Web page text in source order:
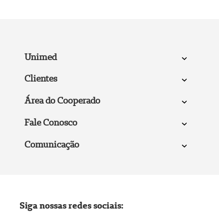
Unimed
Clientes
Área do Cooperado
Fale Conosco
Comunicação
Siga nossas redes sociais: